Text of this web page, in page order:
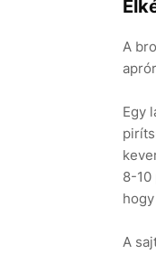
A
Egy
8-10
A